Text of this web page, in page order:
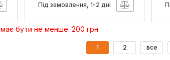
Під замовлення, 1-2 дні
бути не менше: 200 грн
1 2 все